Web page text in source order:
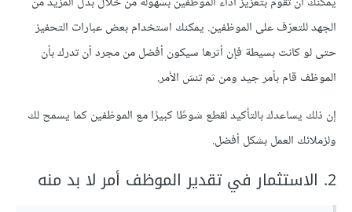
الجهد للتعرّف على الموظفين. يمكنك استخدام بعض عبارات التحفيز
حتى لو كانت بسيطة فإن أثرها سيكون أفضل من مجرد أن تدرك بأن
الموظف قام بأمر جيد ومن ثم تنسَ الأمر.
إن ذلك يساعدك بالتأكيد لقطع شوطًا كبيرًا مع الموظفين كما يسمح لك
ولزملائك العمل بشكل أفضل.
2. الاستثمار في تقدير الموظف أمر لا بد منه